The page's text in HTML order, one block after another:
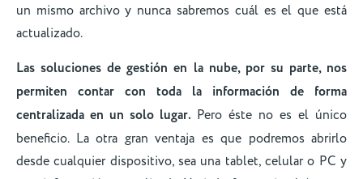
un mismo archivo y nunca sabremos cuál es el que está
actualizado.
Las soluciones de gestión en la nube, por su parte, nos
permiten contar con toda la información de forma
centralizada en un solo lugar. Pero éste no es el único
beneficio. La otra gran ventaja es que podremos abrirlo
desde cualquier dispositivo, sea una tablet, celular o PC y